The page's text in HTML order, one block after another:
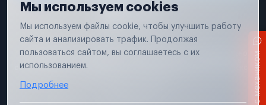
Условия использования
Вся информация, представленная на сайте, носит исключительно
соответствии с положениями статьи 437 (п. 2) Гражданского кодекса
Мы используем cookies
Мы используем файлы cookie, чтобы улучшить работу
сайта и анализировать трафик. Продолжая
пользоваться сайтом, вы соглашаетесь с их
использованием.
Подробнее Чат с механиком